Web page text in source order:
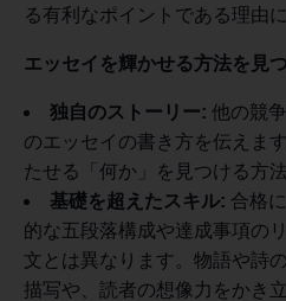
る有利なポイントである理由
エッセイを輝かせる方法を見
独自のストーリー: 他の競
のエッセイの書き方を伝えま
たせる「何か」を見つける方
基礎を超えたスキル: 合格
的な五段落構成や達成事項の
文とは異なります。物語や詩
描写や、読者の想像力をかき